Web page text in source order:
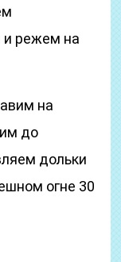
и режем на
на
до
дольки
огне 30